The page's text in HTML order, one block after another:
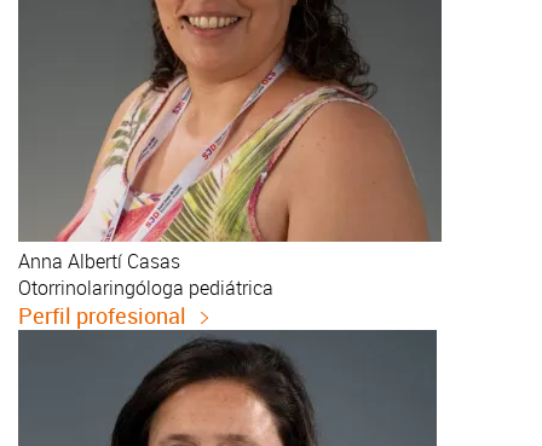
Anna Albertí Casas
Otorrinolaringóloga pediátrica
Perfil profesional